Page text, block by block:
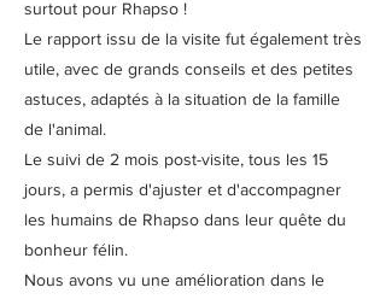
surtout pour Rhapso !
Le rapport issu de la visite fut également très
utile, avec de grands conseils et des petites
astuces, adaptés à la situation de la famille
de l'animal.
Le suivi de 2 mois post-visite, tous les 15
jours, a permis d'ajuster et d'accompagner
les humains de Rhapso dans leur quête du
bonheur félin.
Nous avons vu une amélioration dans le